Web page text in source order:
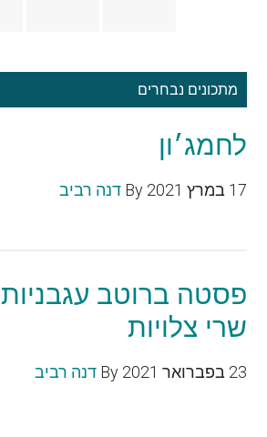
מתכונים נבחרים
לחמג׳ון
17 במרץ 2021 By דנה רביב
פסטה ברוטב עגבניות
שרי צלויות
23 בפברואר 2021 By דנה רביב